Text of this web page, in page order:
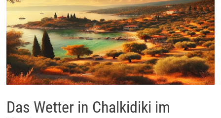
Das Wetter in Chalkidiki im